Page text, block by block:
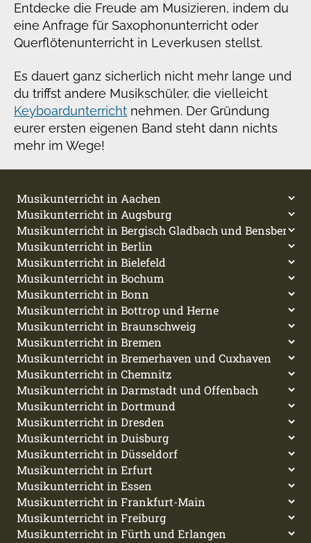
Entdecke die Freude am Musizieren, indem du
eine Anfrage für Saxophonunterricht oder
Querflötenunterricht in Leverkusen stellst.
Es dauert ganz sicherlich nicht mehr lange und
du triffst andere Musikschüler, die vielleicht
Keyboardunterricht nehmen. Der Gründung
eurer ersten eigenen Band steht dann nichts
mehr im Wege!